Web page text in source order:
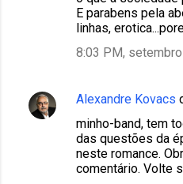
E parabens pela
linhas,
8:03 PM,
Alexandre Kovacs
minho-band, tem
das questões da
neste romance.
comentário. Volte